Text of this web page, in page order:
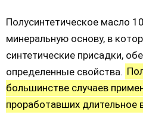
Полусинтетическое масло
минеральную основу, в
синтетические присадки,
определенные свойства.
большинстве случаев
проработавших длительное